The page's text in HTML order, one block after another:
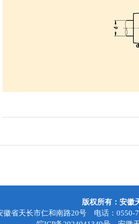
版权所有：安徽
徽省天长市仁和南路20号 电话：